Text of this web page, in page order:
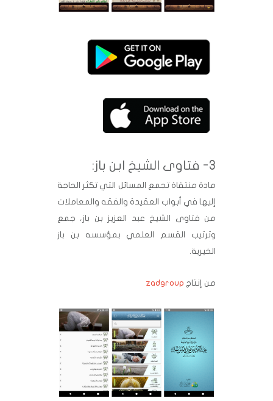
3- فتاوى الشيخ ابن باز:
مادة منتقاة تجمع المسائل التي تكثر الحاجة
إليها في أبواب العقيدة والفقه والمعاملات
من فتاوى الشيخ عبد العزيز بن باز، جمع
وترتيب القسم العلمي بمؤسسه بن باز
الخيرية.
من إنتاج zadgroup